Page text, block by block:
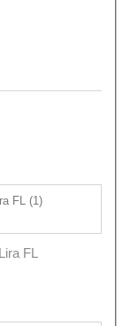
FL